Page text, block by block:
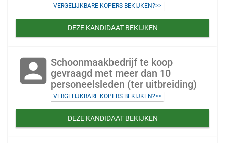
VERGELIJKBARE KOPERS BEKIJKEN?>>
DEZE KANDIDAAT BEKIJKEN
account_box Schoonmaakbedrijf te koop
gevraagd met meer dan 10
personeelsleden (ter uitbreiding)
VERGELIJKBARE KOPERS BEKIJKEN?>>
DEZE KANDIDAAT BEKIJKEN